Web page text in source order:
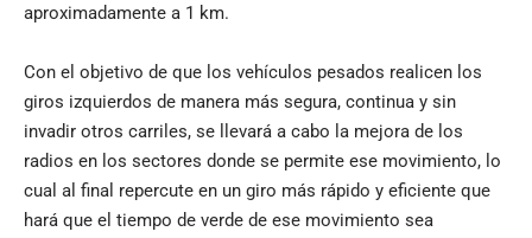
aproximadamente a 1 km.
Con el objetivo de que los vehículos pesados realicen los
giros izquierdos de manera más segura, continua y sin
invadir otros carriles, se llevará a cabo la mejora de los
radios en los sectores donde se permite ese movimiento, lo
cual al final repercute en un giro más rápido y eficiente que
hará que el tiempo de verde de ese movimiento sea